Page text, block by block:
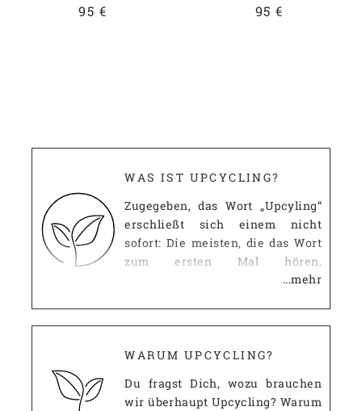
95 € 95 €
WAS IST UPCYCLING?
Zugegeben, das Wort „Upcyling“
erschließt sich einem nicht
sofort: Die meisten, die das Wort
zum ersten Mal hören,
mutmaßen, dass es wohl etwas
erst einmal richtig: Wie beim
Upcycling darum, ausgediente
...mehr
WARUM UPCYCLING?
Du fragst Dich, wozu brauchen
wir überhaupt Upcycling? Warum